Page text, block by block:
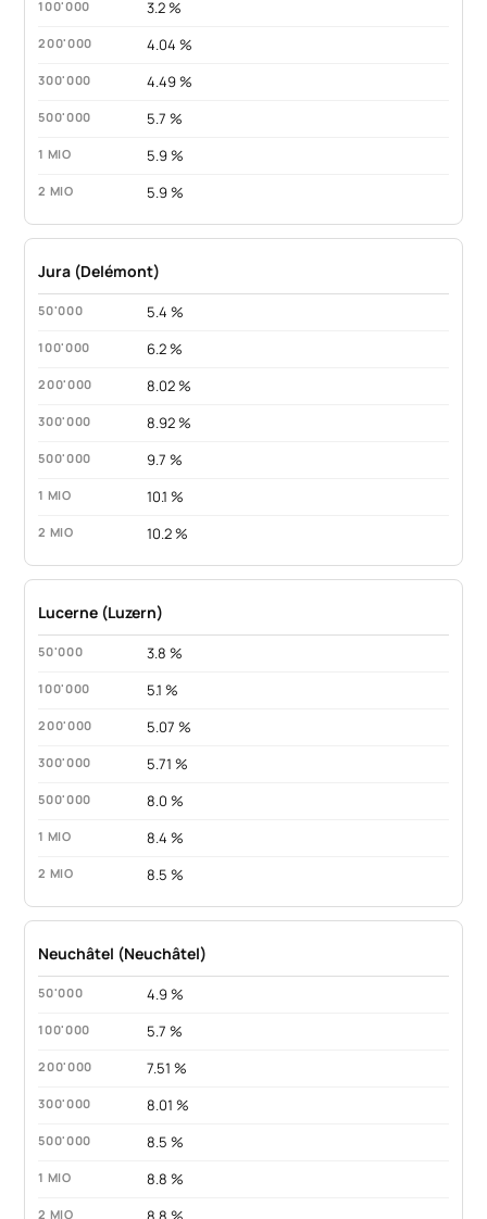
3.2 %
4.04 %
4.49 %
5.7 %
5.9 %
5.9 %
Jura (Delémont)
5.4 %
6.2 %
8.02 %
8.92 %
9.7 %
10.1 %
10.2 %
Lucerne (Luzern)
3.8 %
5.1 %
5.07 %
5.71 %
8.0 %
8.4 %
8.5 %
Neuchâtel (Neuchâtel)
4.9 %
5.7 %
7.51 %
8.01 %
8.5 %
8.8 %